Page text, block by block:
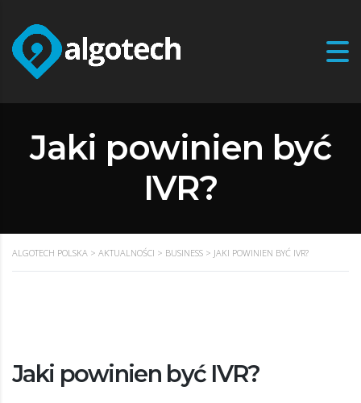
Jaki powinien być
IVR?
ALGOTECH POLSKA > AKTUALNOŚCI > BUSINESS > JAKI POWINIEN BYĆ IVR?
Jaki powinien być IVR?